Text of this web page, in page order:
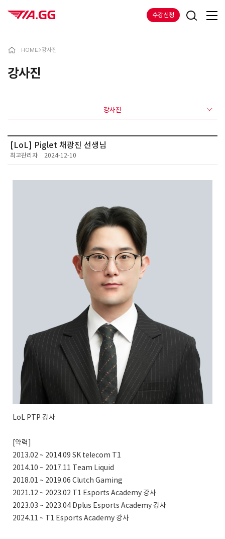
수강신청
HOME>강사진
강사진
강사진
[LoL] Piglet 채광진 선생님
최고관리자 2024-12-10
LoL PTP 강사
[약력]
2013.02 ~ 2014.09 SK telecom T1
2014.10 ~ 2017.11 Team Liquid
2018.01 ~ 2019.06 Clutch Gaming
2021.12 ~ 2023.02 T1 Esports Academy 강사
2023.03 ~ 2023.04 Dplus Esports Academy 강사
2024.11 ~ T1 Esports Academy 강사